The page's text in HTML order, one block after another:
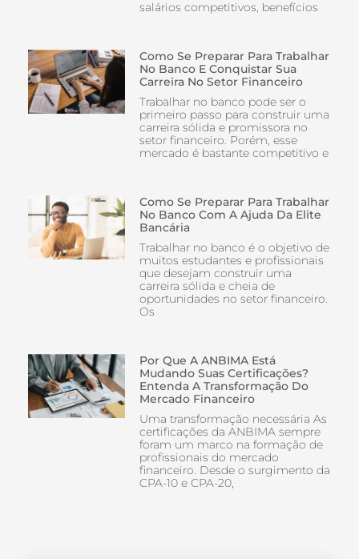
salários competitivos, benefícios
Como Se Preparar Para Trabalhar
No Banco E Conquistar Sua
Carreira No Setor Financeiro
Trabalhar no banco pode ser o
primeiro passo para construir uma
carreira sólida e promissora no
setor financeiro. Porém, esse
mercado é bastante competitivo e
Como Se Preparar Para Trabalhar
No Banco Com A Ajuda Da Elite
Bancária
Trabalhar no banco é o objetivo de
muitos estudantes e profissionais
que desejam construir uma
carreira sólida e cheia de
oportunidades no setor financeiro.
Os
Por Que A ANBIMA Está
Mudando Suas Certificações?
Entenda A Transformação Do
Mercado Financeiro
Uma transformação necessária As
certificações da ANBIMA sempre
foram um marco na formação de
profissionais do mercado
financeiro. Desde o surgimento da
CPA-10 e CPA-20,